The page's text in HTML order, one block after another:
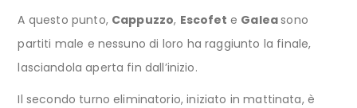
A questo punto, Cappuzzo, Escofet e Galeasono
partiti male e nessuno di loro ha raggiunto la finale,
lasciandola aperta fin dall’inizio.
Il secondo turno eliminatorio, iniziato in mattinata, è